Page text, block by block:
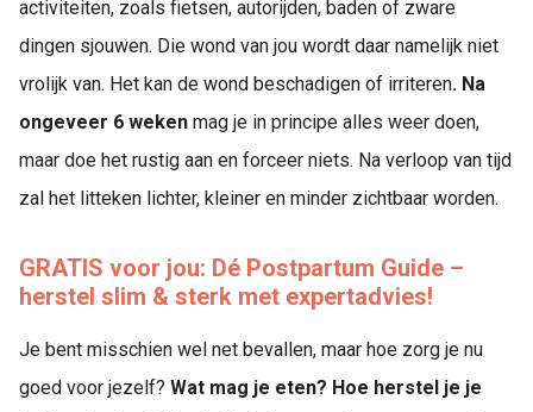
activiteiten, zoals fietsen, autorijden, baden of zware
dingen sjouwen. Die wond van jou wordt daar namelijk niet
vrolijk van. Het kan de wond beschadigen of irriteren. Na
ongeveer 6 weken mag je in principe alles weer doen,
maar doe het rustig aan en forceer niets. Na verloop van tijd
zal het litteken lichter, kleiner en minder zichtbaar worden.
GRATIS voor jou: Dé Postpartum Guide –
herstel slim & sterk met expertadvies!
Je bent misschien wel net bevallen, maar hoe zorg je nu
goed voor jezelf? Wat mag je eten? Hoe herstel je je